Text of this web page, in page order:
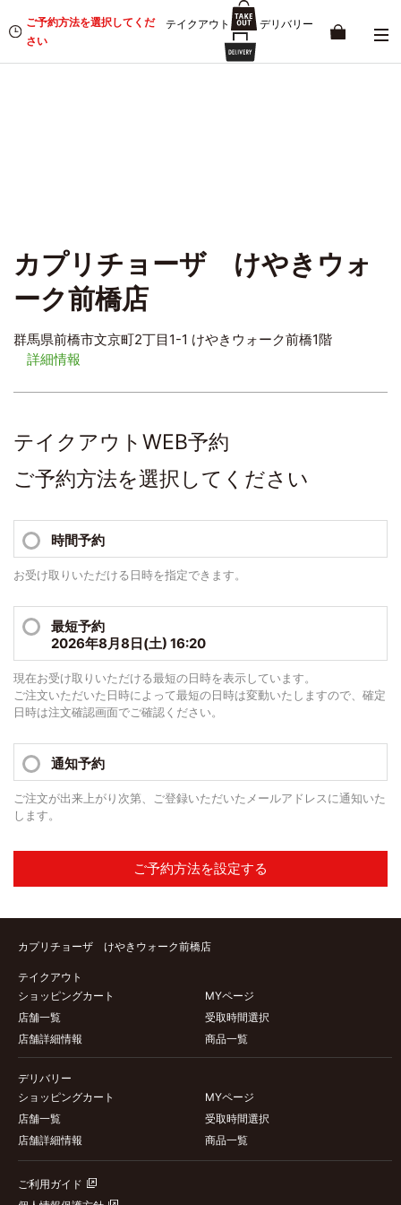
ご予約方法を選択してくだ
さい
テイクアウト デリバリー
カプリチョーザ けやきウォ
ーク前橋店
群馬県前橋市文京町2丁目1-1 けやきウォーク前橋1階
詳細情報
テイクアウトWEB予約
ご予約方法を選択してください
時間予約
お受け取りいただける日時を指定できます。
最短予約
2026年8月8日(土) 16:20
現在お受け取りいただける最短の日時を表示しています。
ご注文いただいた日時によって最短の日時は変動いたしますので、確定
日時は注文確認画面でご確認ください。
通知予約
ご注文が出来上がり次第、ご登録いただいたメールアドレスに通知いた
します。
ご予約方法を設定する
カプリチョーザ けやきウォーク前橋店
テイクアウト
ショッピングカート
受取時間選択
商品一覧
店舗一覧
店舗詳細情報
MYページ
デリバリー
ショッピングカート
受取時間選択
商品一覧
店舗一覧
店舗詳細情報
MYページ
ご利用ガイド